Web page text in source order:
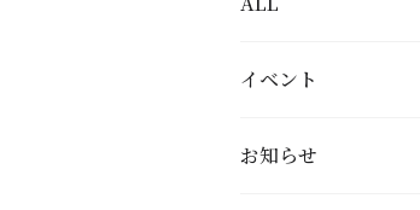
イベント
お知らせ